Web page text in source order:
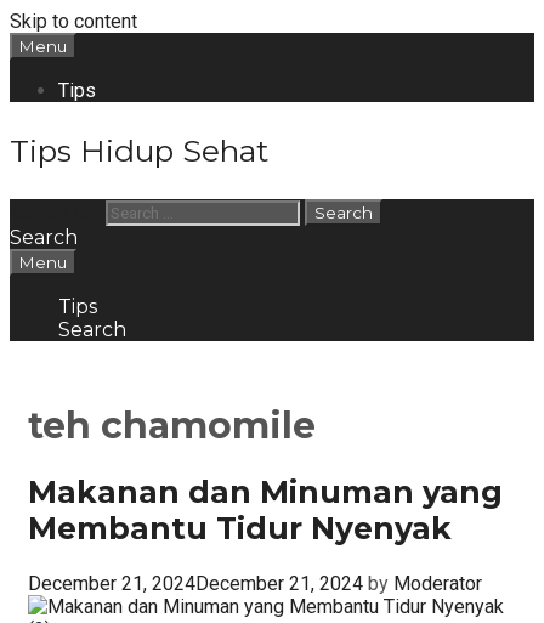
Skip to content
Menu
Tips
Tips Hidup Sehat
Search
Menu
Tips
Search
teh chamomile
Makanan dan Minuman yang
Membantu Tidur Nyenyak
December 21, 2024December 21, 2024 by Moderator